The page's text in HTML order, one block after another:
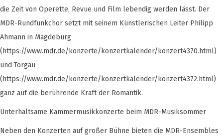
die Zeit von Operette, Revue und Film lebendig werden lässt. Der
MDR-Rundfunkchor setzt mit seinem Künstlerischen Leiter Philipp
Ahmann in Magdeburg
(https://www.mdr.de/konzerte/konzertkalender/konzert4370.html)
und Torgau
(https://www.mdr.de/konzerte/konzertkalender/konzert4372.html)
ganz auf die berührende Kraft der Romantik.
Unterhaltsame Kammermusikkonzerte beim MDR-Musiksommer
Neben den Konzerten auf großer Bühne bieten die MDR-Ensembles